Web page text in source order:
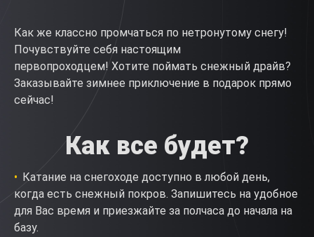
Как же классно промчаться по нетронутому снегу!
Почувствуйте себя настоящим
первопроходцем! Хотите поймать снежный драйв?
Заказывайте зимнее приключение в подарок прямо
сейчас!
Как все будет?
Катание на снегоходе доступно в любой день,
когда есть снежный покров. Запишитесь на удобное
для Вас время и приезжайте за полчаса до начала на
базу.